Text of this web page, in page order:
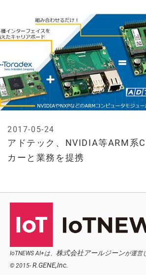
アドテック、NVIDIA等ARM系
カーと業務を提携
2017-05-24
IoTNEWS AI+は、 株式会社アールジーンが運営
© 2015- R.GENE,Inc.